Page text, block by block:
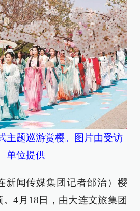
主题巡游赏樱。图片由受访
单位提供
新闻传媒集团记者邰治）樱
4月18日，由大连文旅集团